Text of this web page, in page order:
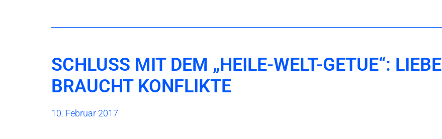
SCHLUSS MIT DEM „HEILE-WELT-GETUE“: LIEBE
BRAUCHT KONFLIKTE
10. Februar 2017